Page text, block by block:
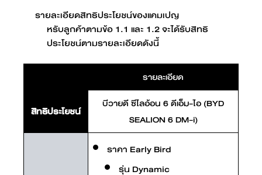
รายละเอียดสิทธิประโยชน์ของแคมเปญ
หรับลูกค้าตามข้อ 1.1 และ 1.2 จะได้รับสิทธิ
ประโยชน์ตามรายละเอียดดังนี้
รายละเอียด
สิทธิประโยชน์
บีวายดี ซีไลอ้อน 6 ดีเอ็ม-ไอ (BYD
SEALION 6 DM-i)
ราคา Early Bird
รุ่น Dynamic